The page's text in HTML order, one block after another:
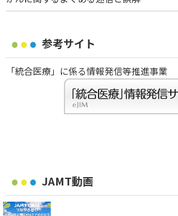
参考サイト
「統合医療」に係る情報発信等推進事業
JAMT動画